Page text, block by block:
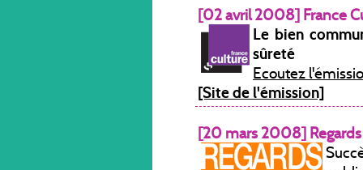
[02 avril 2008] France
Le bien
sûreté
Ecoutez
[Site de l'émission]
[20 mars 2008] Regards